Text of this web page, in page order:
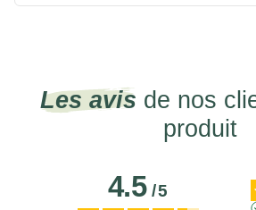
Les avis de nos
produit
4.5/5